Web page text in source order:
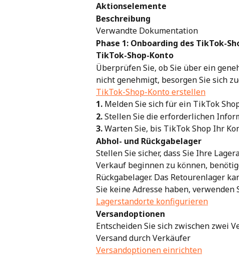
Aktionselemente
Beschreibung
Verwandte Dokumentation
Phase 1: Onboarding des TikTok-
TikTok-Shop-Konto
Überprüfen Sie, ob Sie über ein
nicht genehmigt, besorgen Sie sich
TikTok-Shop-Konto erstellen
1. Melden Sie sich für ein TikTok
2. Stellen Sie die erforderlichen
3. Warten Sie, bis TikTok Shop Ihr
Abhol- und Rückgabelager
Stellen Sie sicher, dass Sie Ihre
Verkauf beginnen zu können,
Rückgabelager. Das Retourenlager
Sie keine Adresse haben, verwenden
Lagerstandorte konfigurieren
Versandoptionen
Entscheiden Sie sich zwischen zwei
Versand durch Verkäufer
Versandoptionen einrichten